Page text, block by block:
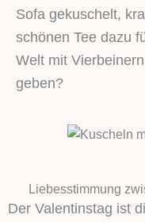
Sofa gekuschelt,
schönen Tee dazu
Welt mit
geben?
Liebesstimmung
Der Valentinstag ist